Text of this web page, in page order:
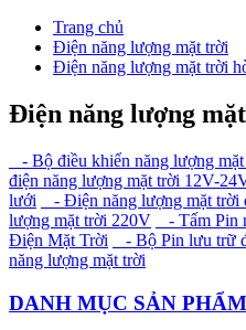
Trang chủ
Điện năng lượng mặt trời
Điện năng lượng mặt trời
Điện năng lượng
- Bộ điều khiển năng lượng
điện năng lượng mặt trời 12V-
lưới
- Điện năng lượng mặt trời
lượng mặt trời 220V
- Tấm Pin
Điện Mặt Trời
- Bộ Pin lưu trữ
năng lượng mặt trời
DANH MỤC SẢN PHẨM